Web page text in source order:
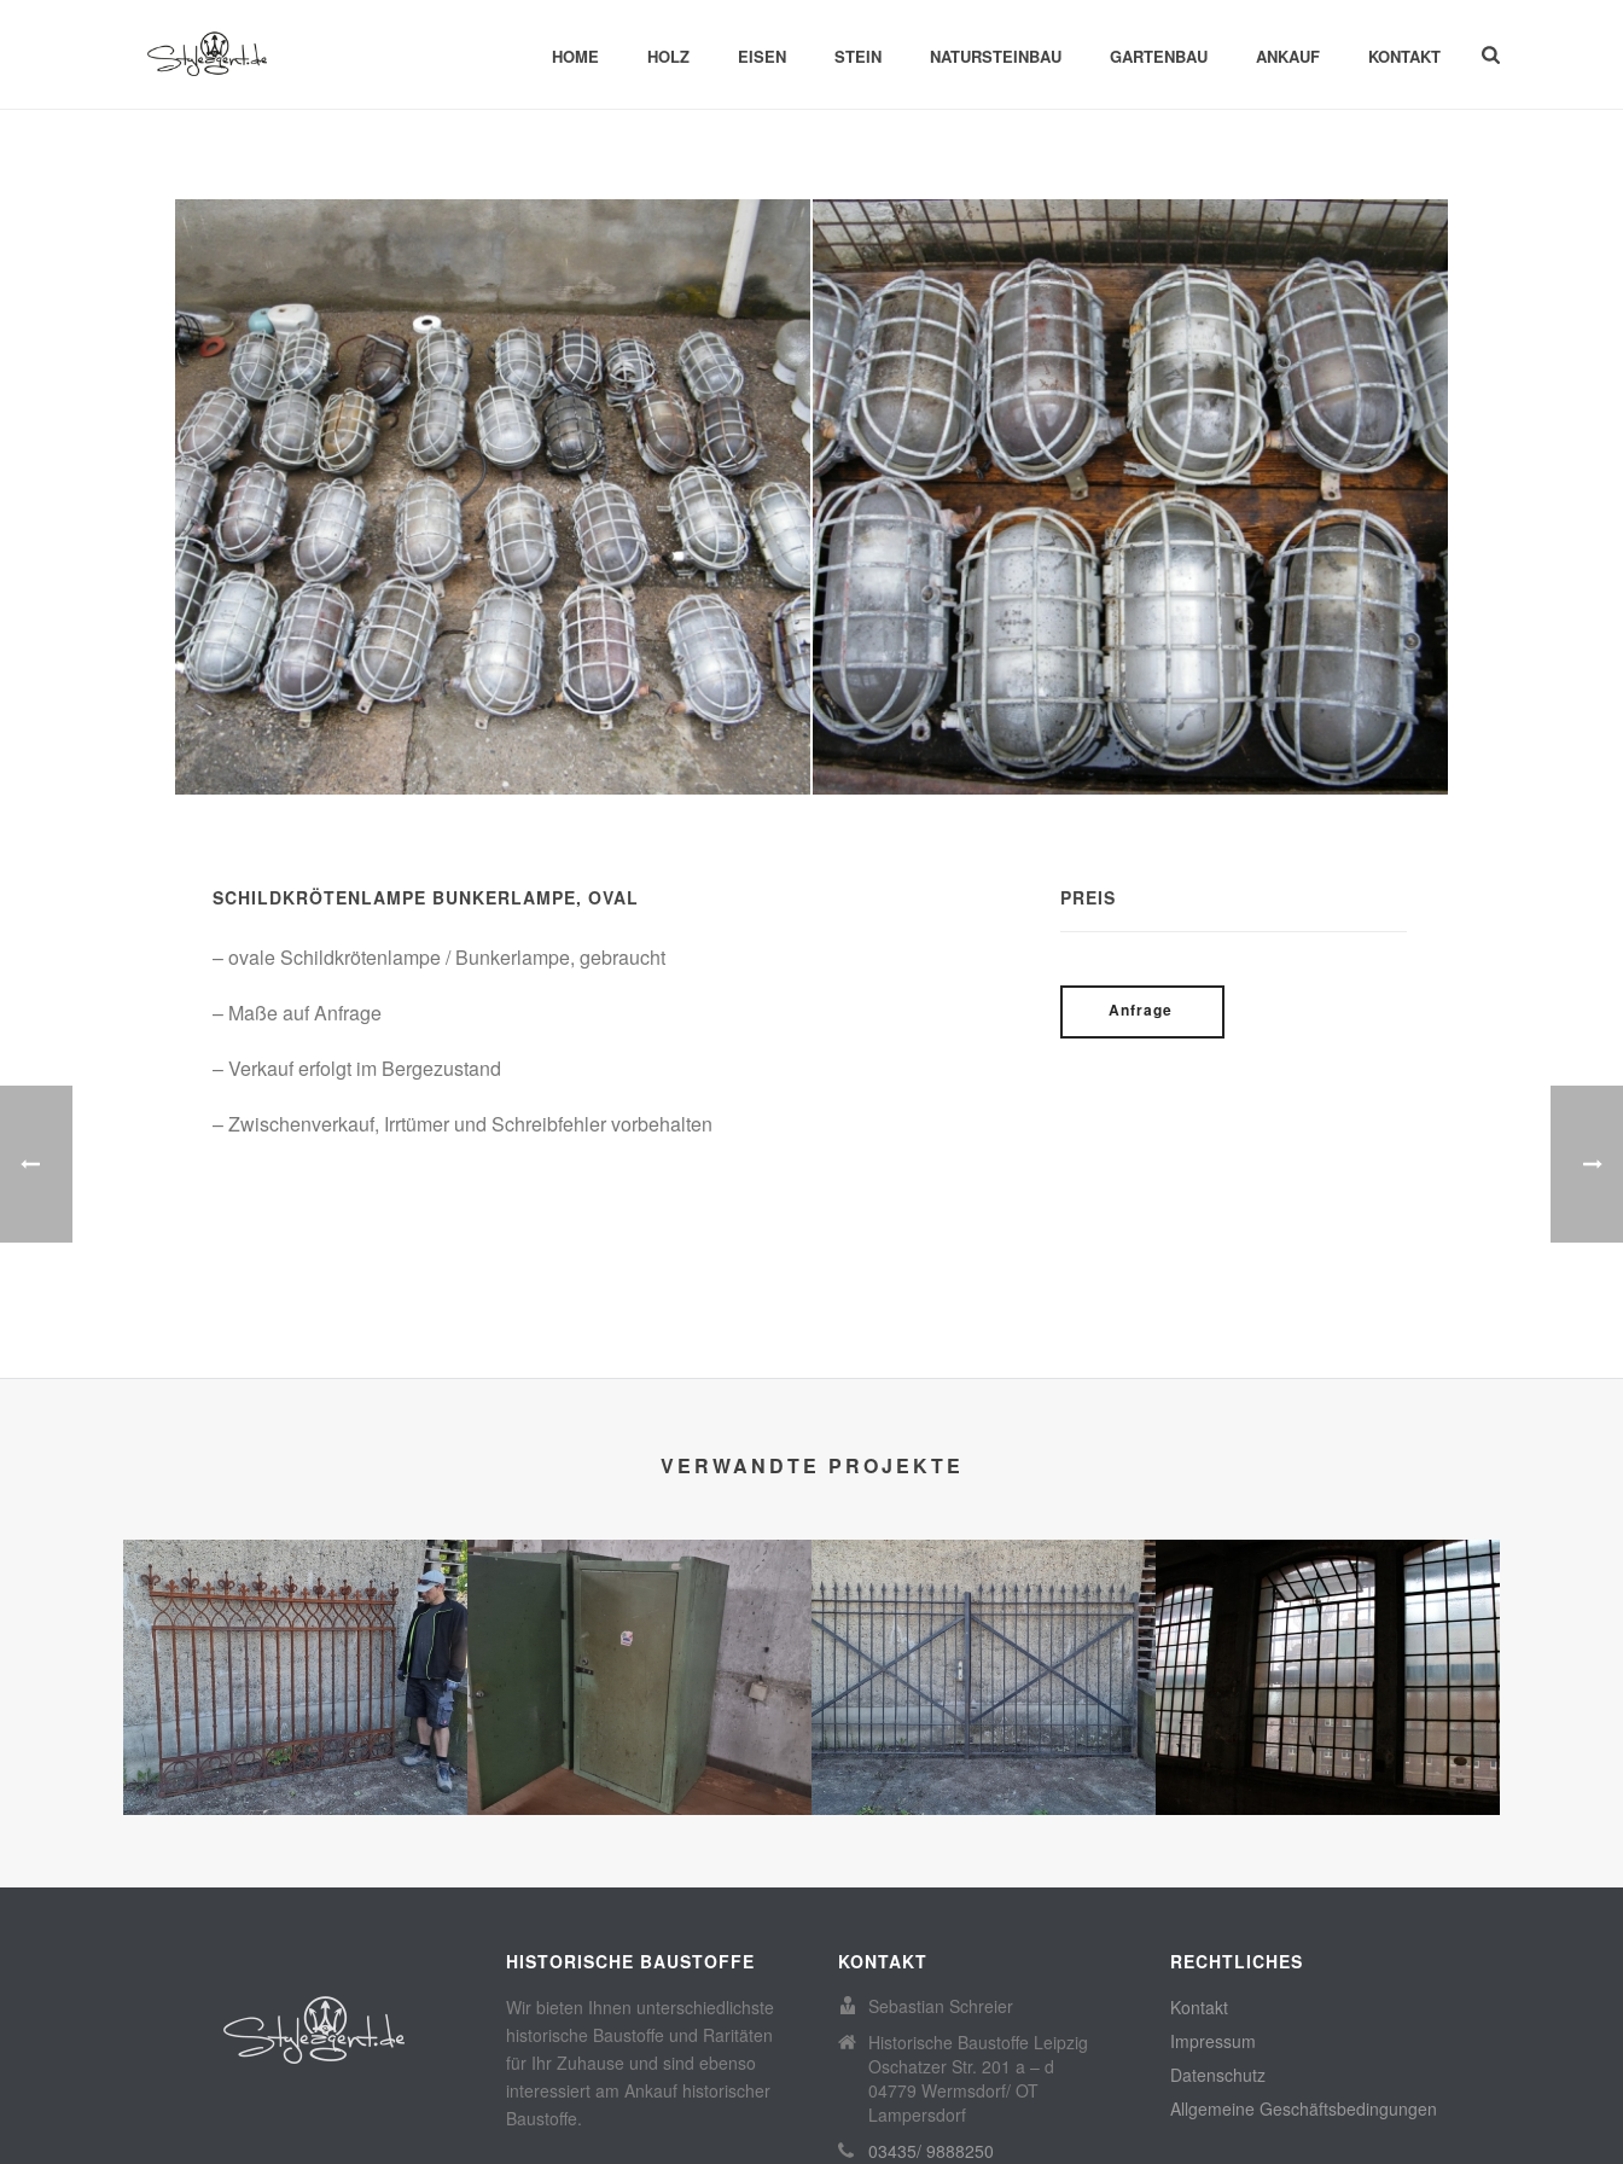
HOME HOLZ EISEN STEIN NATURSTEINBAU GARTENBAU ANKAUF KONTAKT
SCHILDKRÖTENLAMPE BUNKERLAMPE, OVAL
– ovale Schildkrötenlampe / Bunkerlampe, gebraucht
– Maße auf Anfrage
– Verkauf erfolgt im Bergezustand
– Zwischenverkauf, Irrtümer und Schreibfehler vorbehalten
PREIS
Anfrage
VERWANDTE PROJEKTE
HISTORISCHE BAUSTOFFE
Wir bieten Ihnen unterschiedlichste
historische Baustoffe und Raritäten
für Ihr Zuhause und sind ebenso
interessiert am Ankauf historischer
Baustoffe.
KONTAKT
Sebastian Schreier
Historische Baustoffe Leipzig
Oschatzer Str. 201 a – d
04779 Wermsdorf/ OT
Lampersdorf
03435/ 9888250
RECHTLICHES
Kontakt
Impressum
Datenschutz
Allgemeine Geschäftsbedingungen